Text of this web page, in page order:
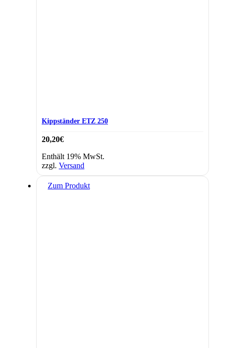
Kippständer ETZ 250
20,20€
Enthält 19% MwSt.
zzgl. Versand
Zum Produkt